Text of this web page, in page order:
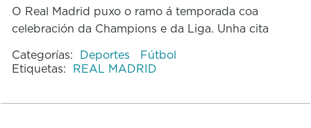
O Real Madrid puxo o ramo á temporada coa
celebración da Champions e da Liga. Unha cita
Categorías: Deportes
Fútbol
Etiquetas: REAL MADRID